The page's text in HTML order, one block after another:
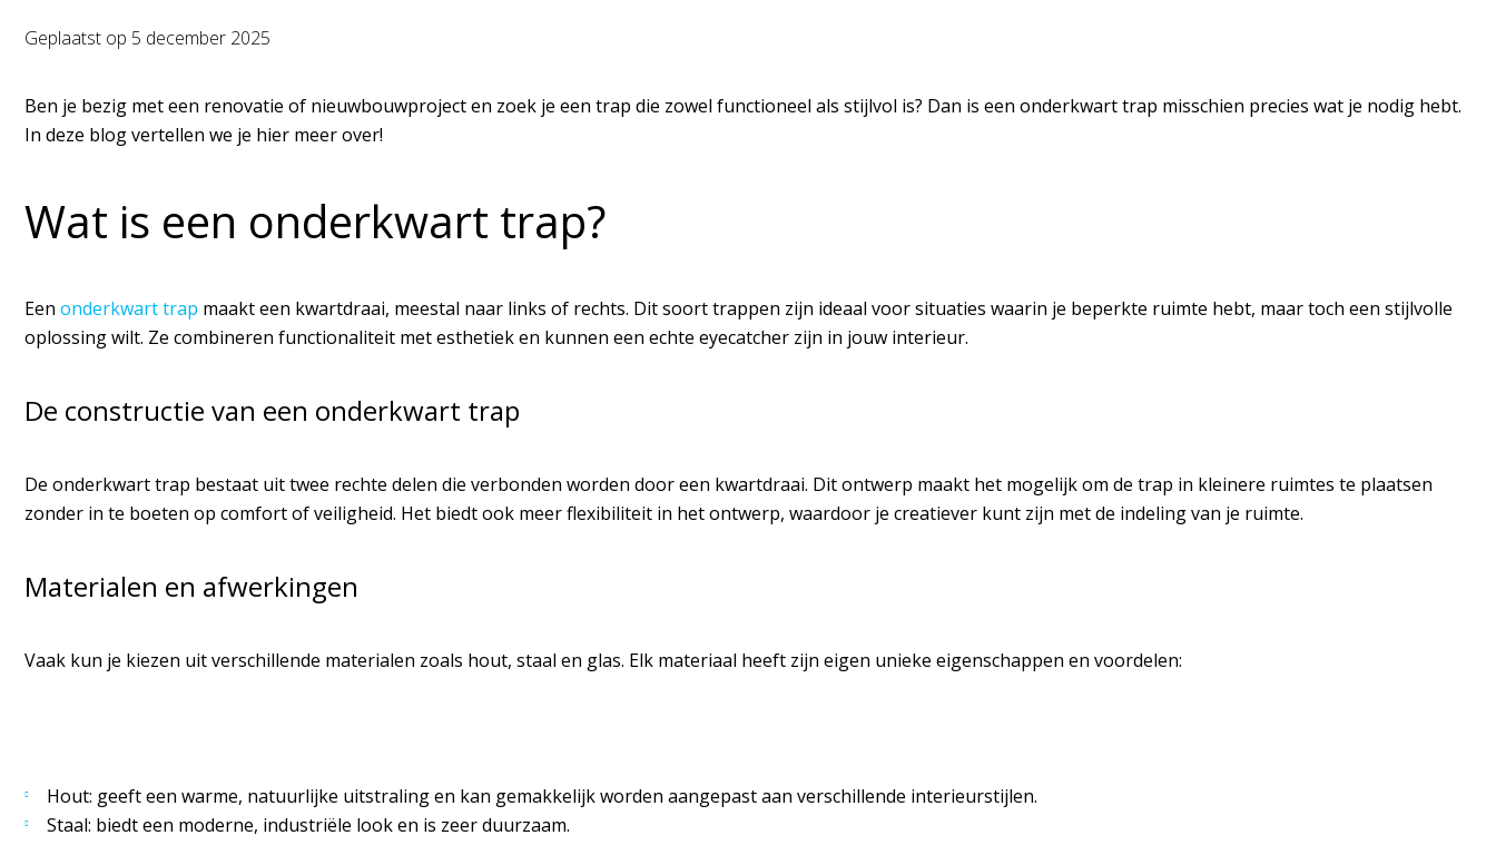
Geplaatst op 5 december 2025
Ben je bezig met een renovatie of nieuwbouwproject en zoek je een trap die zowel functioneel als stijlvol is? Dan is een onderkwart trap misschien precies wat je nodig hebt.
In deze blog vertellen we je hier meer over!
Wat is een onderkwart trap?
Een onderkwart trap maakt een kwartdraai, meestal naar links of rechts. Dit soort trappen zijn ideaal voor situaties waarin je beperkte ruimte hebt, maar toch een stijlvolle
oplossing wilt. Ze combineren functionaliteit met esthetiek en kunnen een echte eyecatcher zijn in jouw interieur.
De constructie van een onderkwart trap
De onderkwart trap bestaat uit twee rechte delen die verbonden worden door een kwartdraai. Dit ontwerp maakt het mogelijk om de trap in kleinere ruimtes te plaatsen
zonder in te boeten op comfort of veiligheid. Het biedt ook meer flexibiliteit in het ontwerp, waardoor je creatiever kunt zijn met de indeling van je ruimte.
Materialen en afwerkingen
Vaak kun je kiezen uit verschillende materialen zoals hout, staal en glas. Elk materiaal heeft zijn eigen unieke eigenschappen en voordelen:
Hout: geeft een warme, natuurlijke uitstraling en kan gemakkelijk worden aangepast aan verschillende interieurstijlen.
Staal: biedt een moderne, industriële look en is zeer duurzaam.